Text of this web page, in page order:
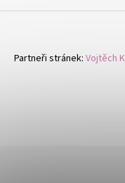
Partneři stránek: Vojtěch